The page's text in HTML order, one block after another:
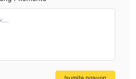
sa dynamic forex market.
margin trading CFDs, kasama ang